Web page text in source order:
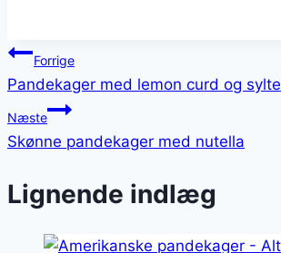
Indlægsnavigation
Forrige
Pandekager med lemon curd og
Næste
Skønne pandekager med nutella
Lignende indlæg